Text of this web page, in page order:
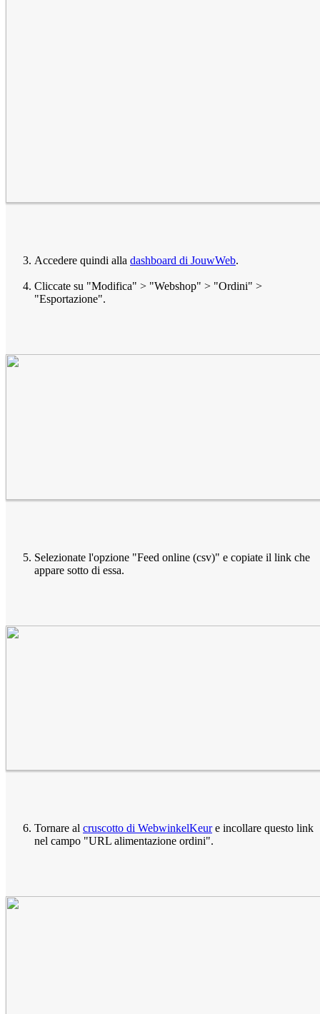
Accedere quindi alla dashboard di JouwWeb.
Cliccate su "Modifica" > "Webshop" > "Ordini" >
"Esportazione".
Selezionate l'opzione "Feed online (csv)" e copiate il link che
appare sotto di essa.
Tornare al cruscotto di WebwinkelKeure incollare questo link
nel campo "URL alimentazione ordini".